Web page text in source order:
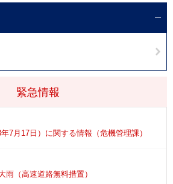
緊急情報
7月17日）に関する情報（危機管理課）
雨（高速道路無料措置）